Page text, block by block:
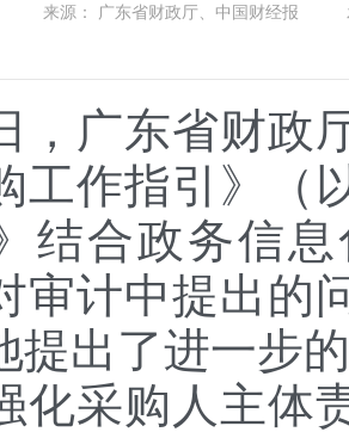
来源： 广东省财政厅、中国财经报 发
广东省财政厅
工作指引》（
结合政务信
审计中提出的
提出了进一步
采购人主体责